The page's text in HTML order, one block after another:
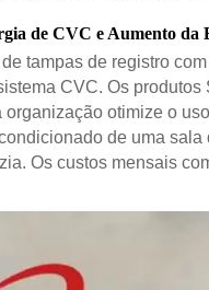
de CVC e Aumento
tampas de registro
CVC. Os
otimize o
de uma
Os custos mensais